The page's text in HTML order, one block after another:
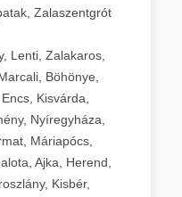
Zalaszentgrót
Lenti, Zalakaros,
Böhönye,
Kisvárda,
Nyíregyháza,
Máriapócs,
Ajka, Herend,
Kisbér,